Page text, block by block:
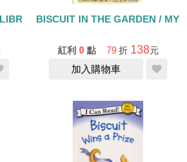
/MY FIRST
BISCUIT IN THE GARDEN / MY
紅利 0 點 79 折 138元
加入購物車